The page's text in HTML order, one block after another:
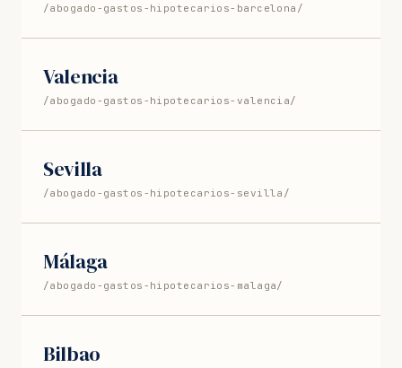
/abogado-gastos-hipotecarios-barcelona/
Valencia
/abogado-gastos-hipotecarios-valencia/
Sevilla
/abogado-gastos-hipotecarios-sevilla/
Málaga
/abogado-gastos-hipotecarios-malaga/
Bilbao